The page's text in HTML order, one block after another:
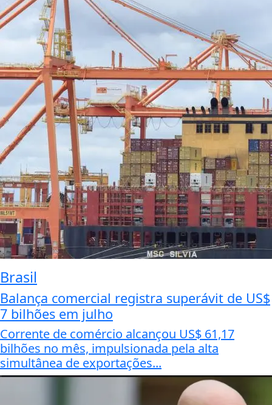
Brasil
Balança comercial registra superávit de US$
7 bilhões em julho
Corrente de comércio alcançou US$ 61,17
bilhões no mês, impulsionada pela alta
simultânea de exportações...